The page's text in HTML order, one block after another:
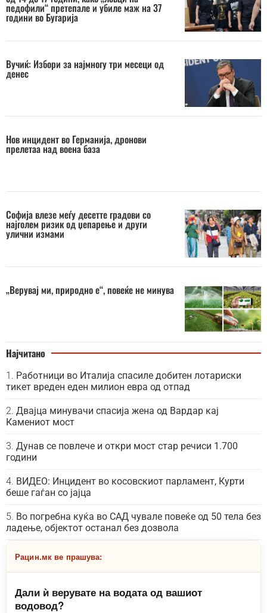
педофили“ претепале и убиле маж на 37
години во Бугарија
Вучиќ: Избори за најмногу три месеци од
денес
Нов инцидент во Германија, дронови
прелетаа над воена база
Софија влезе меѓу десетте градови со
најголем ризик од џепарење и други
улични измами
„Верувај ми, природно е“, повеќе не минува
Најчитано
Работници во Италија спасиле добитен лотариски
тикет вреден еден милион евра од отпад
Двајца минувачи спасија жена од Вардар кај
Камениот мост
Дунав се повлече и откри мост стар речиси 1.700
години
ВИДЕО: Инцидент во косовскиот парламент, Курти
беше гаѓан со јајца
Во погребна куќа во САД чувале повеќе од 50 тела без
ладење, објектот останал без дозвола
Рацин.мк ве прашува:
Дали ѝ верувате на водата од вашиот
водовод?